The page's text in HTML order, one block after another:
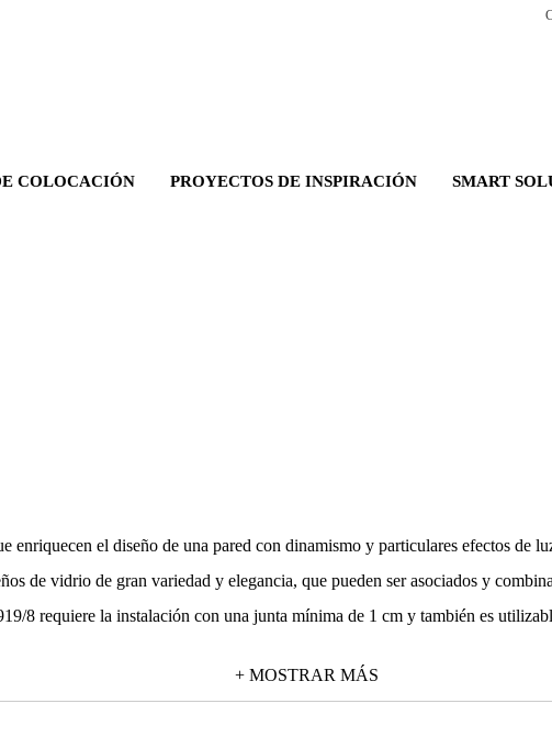
COLOCACIÓN PROYECTOS DE INSPIRACIÓN SMART
enriquecen el diseño de una pared con dinamismo y particulares efectos de
de vidrio de gran variedad y elegancia, que pueden ser asociados y
8 requiere la instalación con una junta mínima de 1 cm y también es
+ MOSTRAR MÁS